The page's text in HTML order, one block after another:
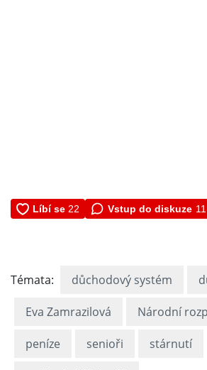
Vstup do diskuze 11
Témata: důchodový systém
Eva Zamrazilová Národní
peníze senioři stárnutí